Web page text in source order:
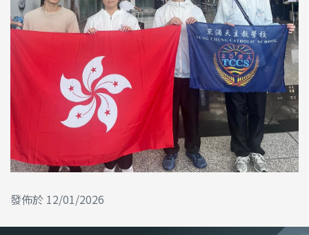
發佈於 12/01/2026